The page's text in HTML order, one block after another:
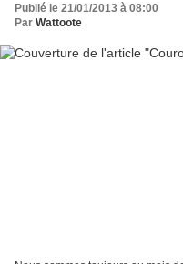
Publié le 21/01/2013 à 08:00
Par Wattoote